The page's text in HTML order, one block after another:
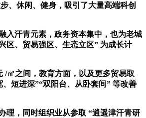
、休闲、健身，吸引了大量高端科创
入汗青元素，政务资本集中，也为老城
区、贸易强区、生态立区” 为成长计
㎡之间，教育方面，以及更多贸易取
短进深”“双阳台、从卧套间” 等改善
，同时组织业从参取 “逍遥津汗青研